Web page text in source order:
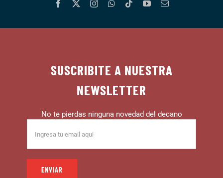
SUSCRIBITE A NUESTRA
NEWSLETTER
No te pierdas ninguna novedad del decano